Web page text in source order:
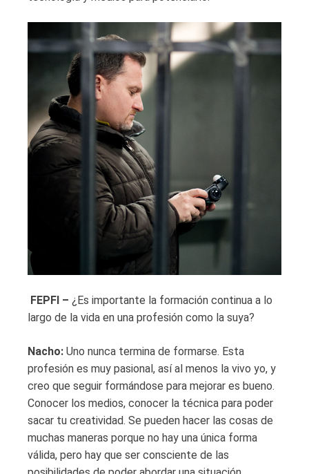
FEPFI – ¿Es importante la formación continua a lo
largo de la vida en una profesión como la suya?
Nacho: Uno nunca termina de formarse. Esta
profesión es muy pasional, así al menos la vivo yo, y
creo que seguir formándose para mejorar es bueno.
Conocer los medios, conocer la técnica para poder
sacar tu creatividad. Se pueden hacer las cosas de
muchas maneras porque no hay una única forma
válida, pero hay que ser consciente de las